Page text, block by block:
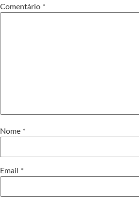
Comentário *
Nome *
Email *